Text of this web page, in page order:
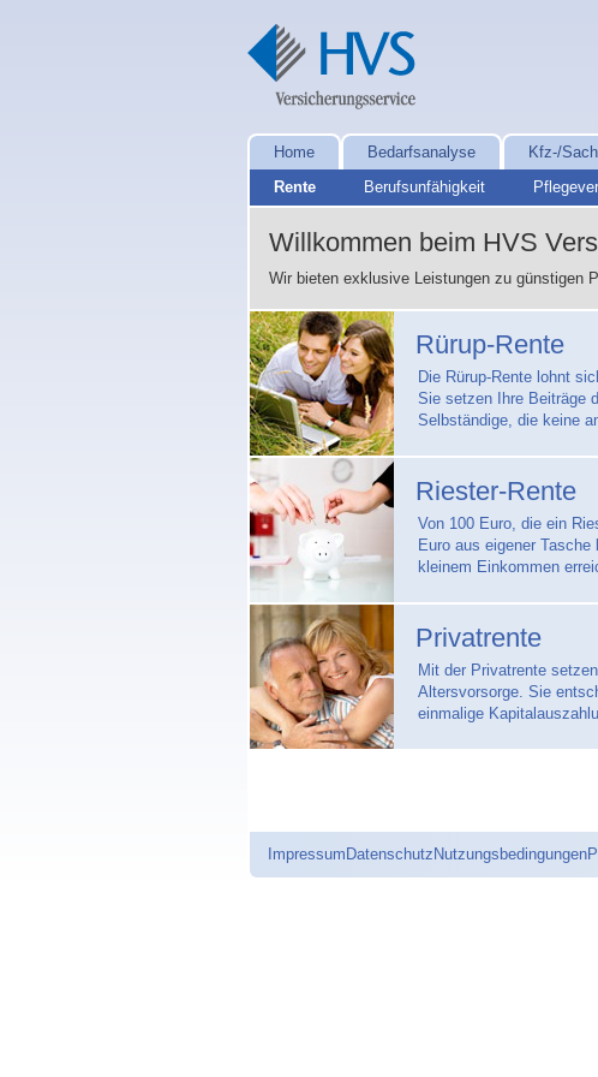
Home Bedarfsanalyse Kfz-/
Rente
Berufsunfähigkeit
Willkommen beim HVS
Wir bieten exklusive Leistungen zu günstigen
Rürup-Rente
Die Rürup-Rente lohnt
Sie setzen Ihre Beiträge
Selbständige, die keine
Riester-Rente
Von 100 Euro, die ein
Euro aus eigener
kleinem Einkommen
Privatrente
Mit der Privatrente
Altersvorsorge. Sie
einmalige
ImpressumDatenschutzNutzungsbedingungen